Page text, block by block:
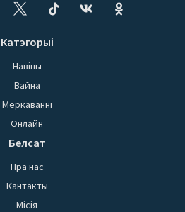
Катэгорыі
Навіны
Вайна
Меркаванні
Онлайн
Белсат
Пра нас
Кантакты
Місія